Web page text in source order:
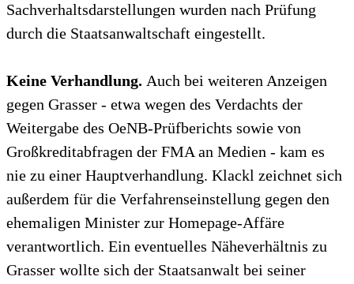
Sachverhaltsdarstellungen wurden nach Prüfung
durch die Staatsanwaltschaft eingestellt.
Keine Verhandlung. Auch bei weiteren Anzeigen
gegen Grasser - etwa wegen des Verdachts der
Weitergabe des OeNB-Prüfberichts sowie von
Großkreditabfragen der FMA an Medien - kam es
nie zu einer Hauptverhandlung. Klackl zeichnet sich
außerdem für die Verfahrenseinstellung gegen den
ehemaligen Minister zur Homepage-Affäre
verantwortlich. Ein eventuelles Näheverhältnis zu
Grasser wollte sich der Staatsanwalt bei seiner